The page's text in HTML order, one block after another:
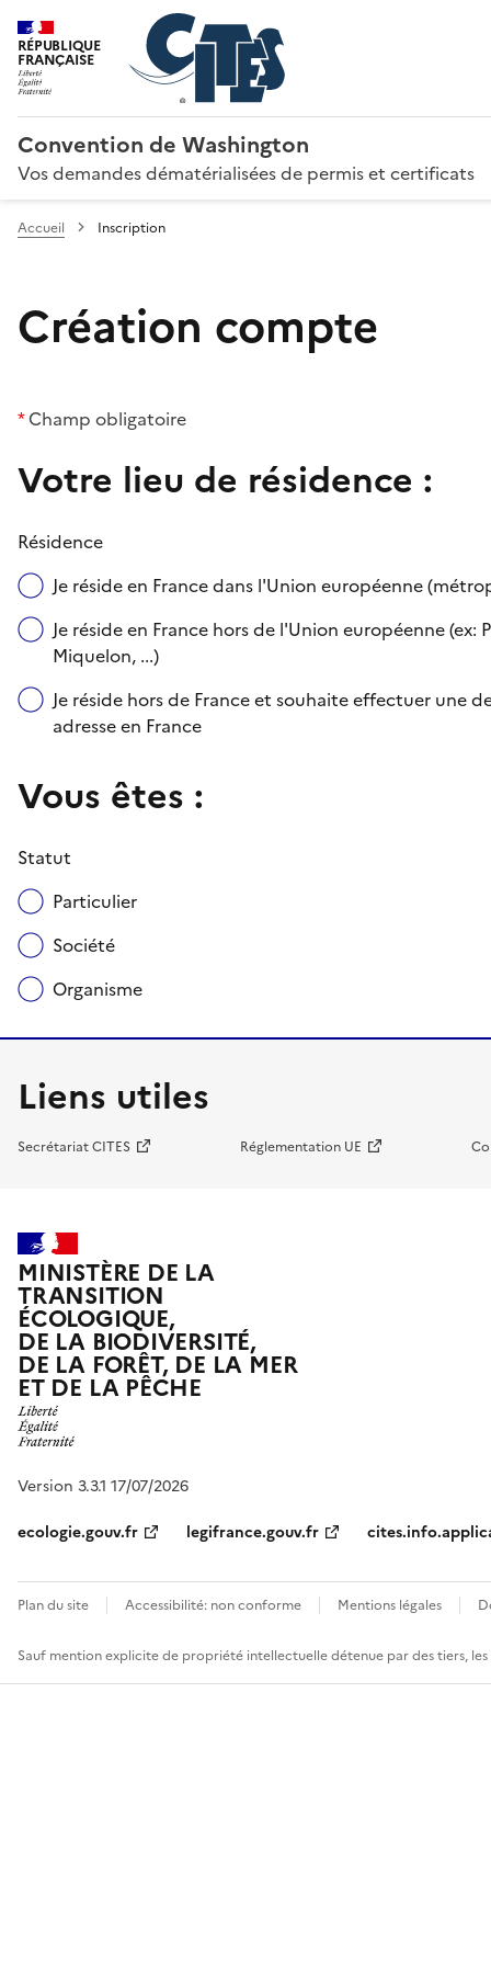
RÉPUBLIQUE
FRANÇAISE
Convention de Washington
Vos demandes dématérialisées de permis et certificats
Accueil Inscription
Création compte
*Champ obligatoire
Votre lieu de résidence :
Résidence
Je réside en France dans l'Union européenne
Je réside en France hors de l'Union européenne
Miquelon, ...)
Je réside hors de France et souhaite effectuer une
adresse en France
Vous êtes :
Statut
Particulier
Société
Organisme
Liens utiles
Secrétariat CITES Réglementation UE
MINISTÈRE DE LA
TRANSITION
ÉCOLOGIQUE,
DE LA BIODIVERSITÉ,
DE LA FORÊT, DE LA MER
ET DE LA PÊCHE
Version 3.3.1 17/07/2026
ecologie.gouv.fr
legifrance.gouv.fr
Plan du site Accessibilité: non conforme Mentions légales
Sauf mention explicite de propriété intellectuelle détenue par des tiers,